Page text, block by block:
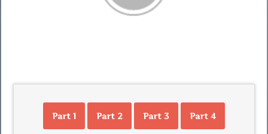
Part 1 Part 2 Part 3 Part 4